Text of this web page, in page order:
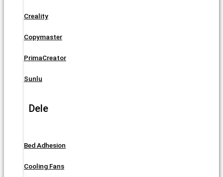
Creality
Copymaster
PrimaCreator
Sunlu
Dele
Bed Adhesion
Cooling Fans